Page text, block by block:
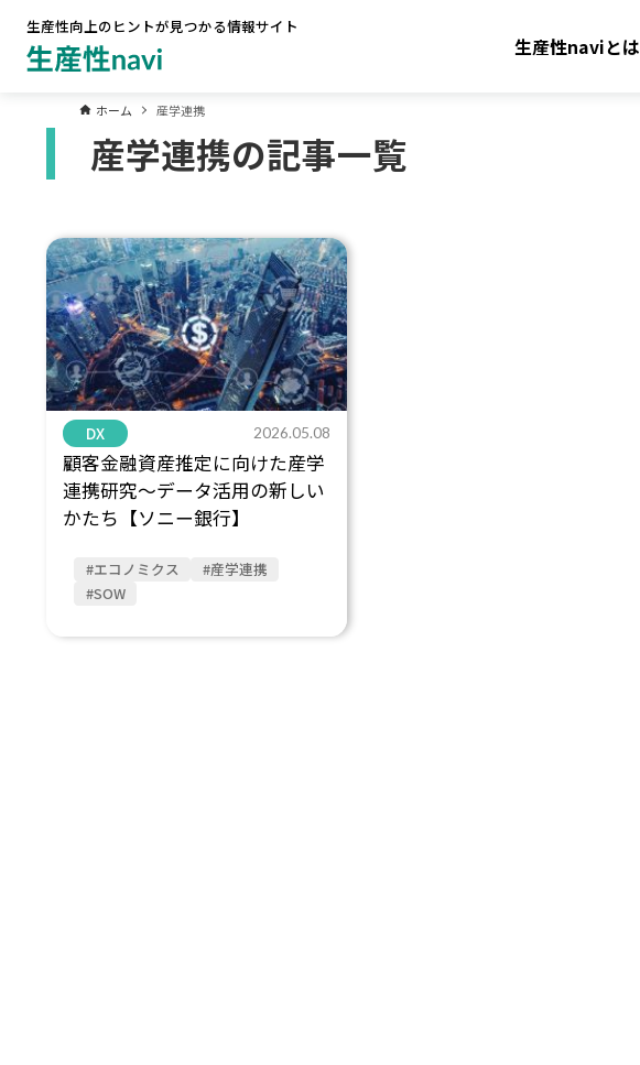
生産性向上のヒントが見つかる情報サイト
生産性naviとは
ホーム 産学連携
産学連携の記事一覧
DX 2026.05.08
顧客金融資産推定に向けた産学
連携研究～データ活用の新しい
かたち【ソニー銀行】
#エコノミクス
#産学連携
#SOW